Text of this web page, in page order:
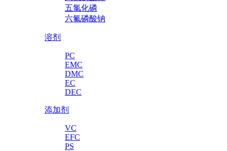
五氯化磷
六氟磷酸钠
溶剂
PC
EMC
DMC
EC
DEC
添加剂
VC
EFC
PS